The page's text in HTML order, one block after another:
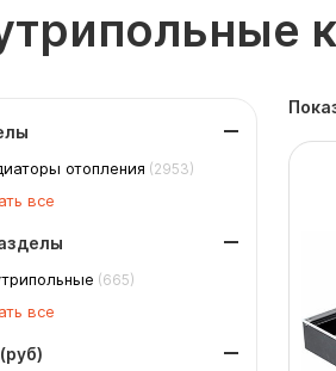
отопления (2953)
все
(665)
все